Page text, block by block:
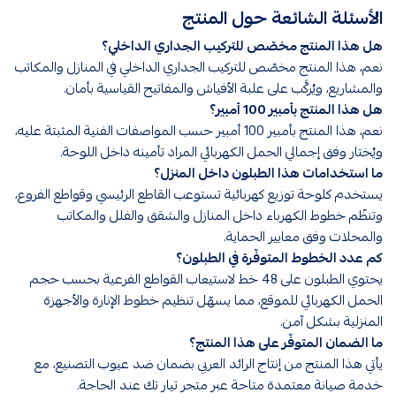
الأسئلة الشائعة حول المنتج
هل هذا المنتج مخصّص للتركيب الجداري الداخلي؟
نعم، هذا المنتج مخصّص للتركيب الجداري الداخلي في المنازل والمكاتب
والمشاريع، ويُركَّب على علبة الأفياش والمفاتيح القياسية بأمان.
هل هذا المنتج بأمبير 100 أمبير؟
نعم، هذا المنتج بأمبير 100 أمبير حسب المواصفات الفنية المثبتة عليه،
ويُختار وفق إجمالي الحمل الكهربائي المراد تأمينه داخل اللوحة.
ما استخدامات هذا الطبلون داخل المنزل؟
يستخدم كلوحة توزيع كهربائية تستوعب القاطع الرئيسي وقواطع الفروع،
وتنظّم خطوط الكهرباء داخل المنازل والشقق والفلل والمكاتب
والمحلات وفق معايير الحماية.
كم عدد الخطوط المتوفّرة في الطبلون؟
يحتوي الطبلون على 48 خط لاستيعاب القواطع الفرعية بحسب حجم
الحمل الكهربائي للموقع، مما يسهّل تنظيم خطوط الإنارة والأجهزة
المنزلية بشكل آمن.
ما الضمان المتوفّر على هذا المنتج؟
يأتي هذا المنتج من إنتاج الرائد العربي بضمان ضد عيوب التصنيع، مع
خدمة صيانة معتمدة متاحة عبر متجر تيار تك عند الحاجة.